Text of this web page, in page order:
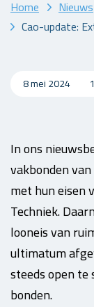
Home
Nieuws
Cao-update:
8 mei 2024
In ons
vakbonden
met hun eisen
Techniek.
looneis van
ultimatum
steeds open
bonden.